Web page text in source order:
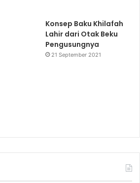
Konsep Baku Khilafah
Lahir dari Otak Beku
Pengusungnya
21 September 2021